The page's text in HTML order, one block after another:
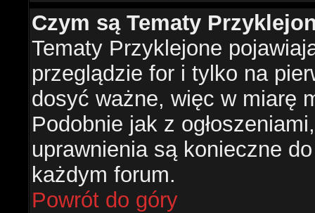
Czym są Tematy
Tematy Przyklejone
przeglądzie for i tylko na
dosyć ważne, więc w miarę
Podobnie jak z
uprawnienia są konieczne
każdym forum.
Powrót do góry